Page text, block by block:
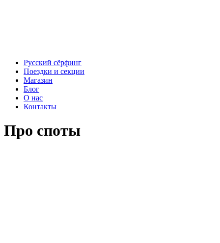
Русский сёрфинг
Поездки и секции
Магазин
Блог
О нас
Контакты
Про споты